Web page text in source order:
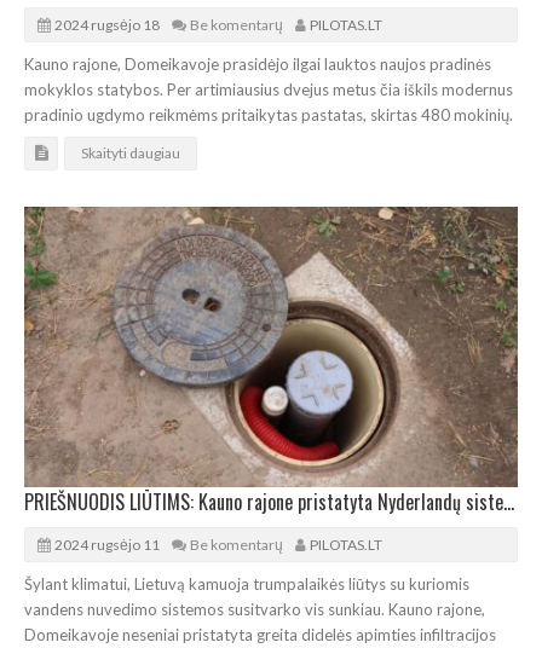
2024 rugsėjo 18 Be komentarų PILOTAS.LT
Kauno rajone, Domeikavoje prasidėjo ilgai lauktos naujos pradinės
mokyklos statybos. Per artimiausius dvejus metus čia iškils modernus
pradinio ugdymo reikmėms pritaikytas pastatas, skirtas 480 mokinių.
Skaityti daugiau
PRIEŠNUODIS LIŪTIMS: Kauno rajone pristatyta Nyderlandų sistema GDAI
2024 rugsėjo 11 Be komentarų PILOTAS.LT
Šylant klimatui, Lietuvą kamuoja trumpalaikės liūtys su kuriomis
vandens nuvedimo sistemos susitvarko vis sunkiau. Kauno rajone,
Domeikavoje neseniai pristatyta greita didelės apimties infiltracijos